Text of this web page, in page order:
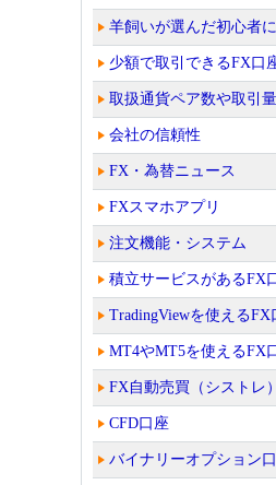
羊飼いが選んだ初心者
少額で取引できるFX口
取扱通貨ペア数や取引
会社の信頼性
FX・為替ニュース
FXスマホアプリ
注文機能・システム
積立サービスがあるFX
TradingViewを使えるFX
MT4やMT5を使えるFX
FX自動売買（シストレ
CFD口座
バイナリーオプション